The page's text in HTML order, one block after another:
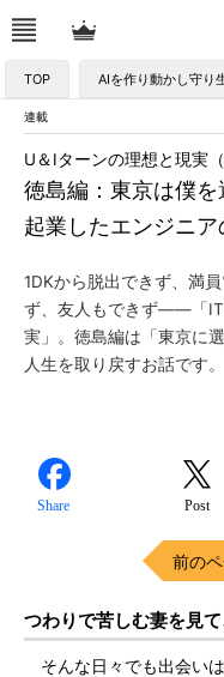
TOP AIを作り動かし守り
連載
徳島編：東京は僕
起業したエンジニア
U＆Iターンの理想と現実（
1DKから脱出できず、満
ず、友人もできず――「IT
実」。徳島編は「東京に
人生を取り戻すお話です。
Share Post
前の
つわりで苦しむ妻を見
そんな日々でも出会い